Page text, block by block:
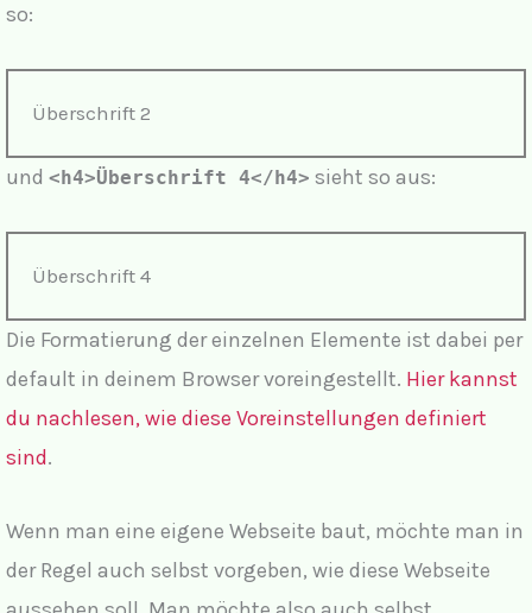
so:
Überschrift 2
und <h4>Überschrift 4</h4> sieht so aus:
Überschrift 4
Die Formatierung der einzelnen Elemente ist dabei per
default in deinem Browser voreingestellt. Hier kannst
du nachlesen, wie diese Voreinstellungen definiert
sind.
Wenn man eine eigene Webseite baut, möchte man in
der Regel auch selbst vorgeben, wie diese Webseite